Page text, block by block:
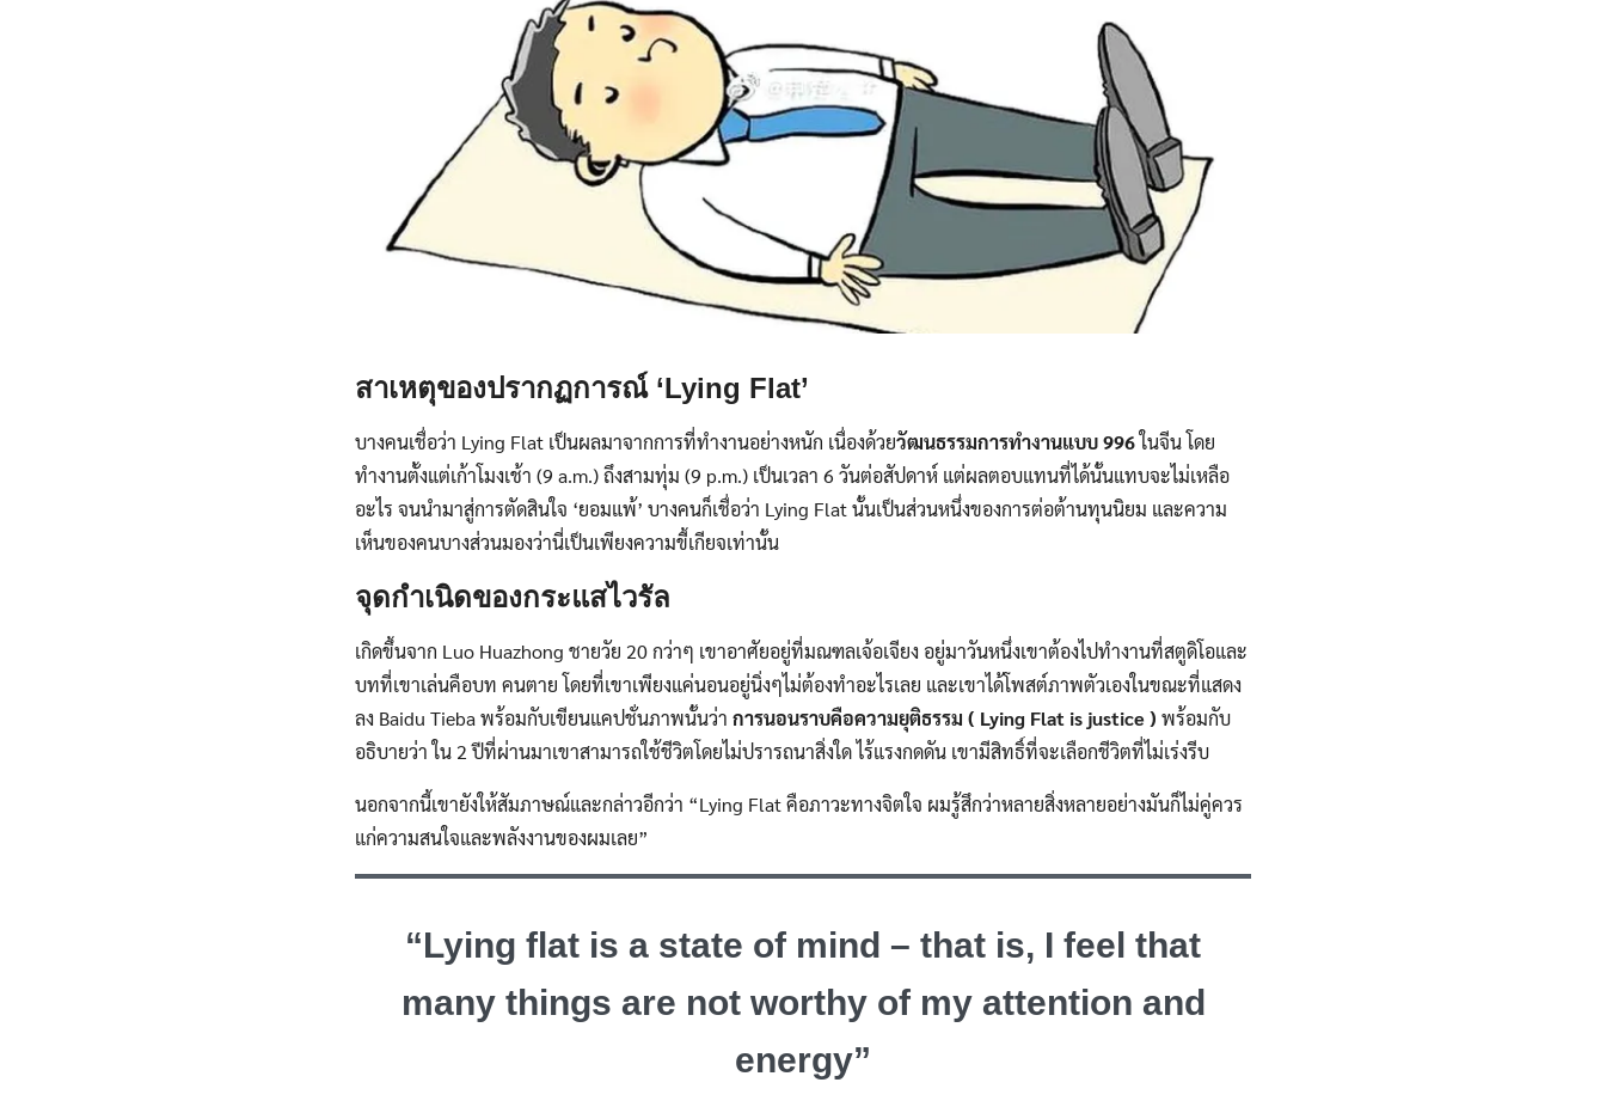
สาเหตุของปรากฏการณ์ ‘Lying Flat’
บางคนเชื่อว่า Lying Flat เป็นผลมาจากการที่ทำงานอย่างหนัก เนื่องด้วยวัฒนธรรมการทำงานแบบ 996ในจีน โดย
ทำงานตั้งแต่เก้าโมงเช้า (9 a.m.) ถึงสามทุ่ม (9 p.m.) เป็นเวลา 6 วันต่อสัปดาห์ แต่ผลตอบแทนที่ได้นั้นแทบจะไม่เหลือ
อะไร จนนำมาสู่การตัดสินใจ ‘ยอมแพ้’ บางคนก็เชื่อว่า Lying Flat นั้นเป็นส่วนหนึ่งของการต่อต้านทุนนิยม และความ
เห็นของคนบางส่วนมองว่านี่เป็นเพียงความขี้เกียจเท่านั้น
จุดกำเนิดของกระแสไวรัล
เกิดขึ้นจาก Luo Huazhong ชายวัย 20 กว่าๆ เขาอาศัยอยู่ที่มณฑลเจ้อเจียง อยู่มาวันหนึ่งเขาต้องไปทำงานที่สตูดิโอและ
บทที่เขาเล่นคือบท คนตาย โดยที่เขาเพียงแค่นอนอยู่นิ่งๆไม่ต้องทำอะไรเลย และเขาได้โพสต์ภาพตัวเองในขณะที่แสดง
ลง Baidu Tieba พร้อมกับเขียนแคปชั่นภาพนั้นว่า การนอนราบคือความยุติธรรม ( Lying Flat is justice ) พร้อมกับ
อธิบายว่า ใน 2 ปีที่ผ่านมาเขาสามารถใช้ชีวิตโดยไม่ปรารถนาสิ่งใด ไร้แรงกดดัน เขามีสิทธิ์ที่จะเลือกชีวิตที่ไม่เร่งรีบ
นอกจากนี้เขายังให้สัมภาษณ์และกล่าวอีกว่า “Lying Flat คือภาวะทางจิตใจ ผมรู้สึกว่าหลายสิ่งหลายอย่างมันก็ไม่คู่ควร
แก่ความสนใจและพลังงานของผมเลย”
“Lying flat is a state of mind – that is, I feel that
many things are not worthy of my attention and
energy”